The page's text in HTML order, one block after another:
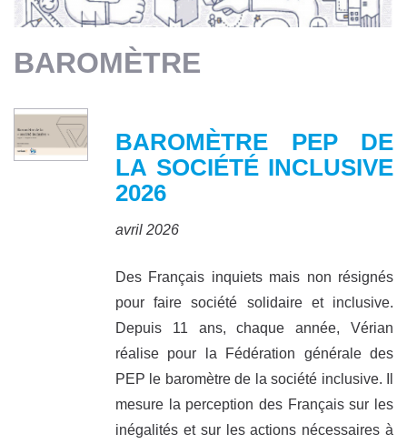
BAROMÈTRE
BAROMÈTRE PEP DE
LA SOCIÉTÉ INCLUSIVE
2026
avril 2026
Des Français inquiets mais non résignés
pour faire société solidaire et inclusive.
Depuis 11 ans, chaque année, Vérian
réalise pour la Fédération générale des
PEP le baromètre de la société inclusive. Il
mesure la perception des Français sur les
inégalités et sur les actions nécessaires à